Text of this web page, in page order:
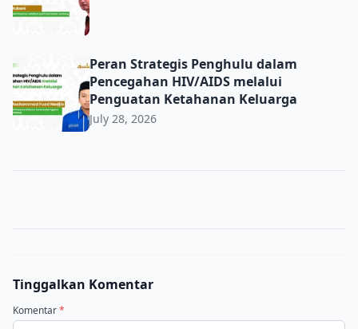
Peran Strategis Penghulu dalam Pencegahan HIV/AIDS
Peran Strategis Penghulu dalam
Pencegahan HIV/AIDS melalui
Penguatan Ketahanan Keluarga
July 28, 2026
Tinggalkan Komentar
Komentar*